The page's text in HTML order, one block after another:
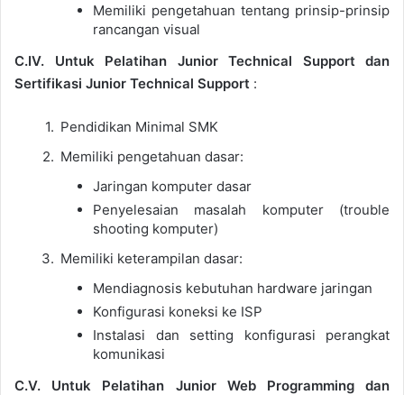
Memiliki pengetahuan tentang prinsip-prinsip
rancangan visual
C.IV. Untuk Pelatihan Junior Technical Support dan
Sertifikasi Junior Technical Support :
Pendidikan Minimal SMK
Memiliki pengetahuan dasar:
Jaringan komputer dasar
Penyelesaian masalah komputer (trouble
shooting komputer)
Memiliki keterampilan dasar:
Mendiagnosis kebutuhan hardware jaringan
Konfigurasi koneksi ke ISP
Instalasi dan setting konfigurasi perangkat
komunikasi
C.V. Untuk Pelatihan Junior Web Programming dan